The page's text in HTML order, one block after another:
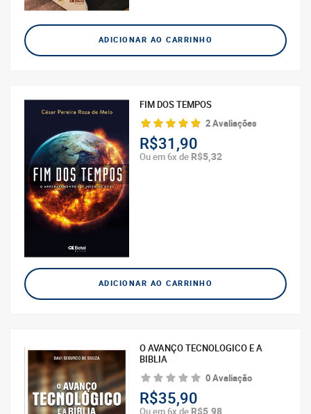
ADICIONAR AO CARRINHO
FIM DOS TEMPOS
2 Avaliações
R$31,90
Ou em 6x de R$5,32
ADICIONAR AO CARRINHO
O AVANÇO TECNOLOGICO E A
BIBLIA
0 Avaliação
R$35,90